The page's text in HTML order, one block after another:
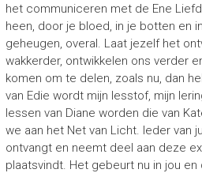
het communiceren met de Ene
heen, door je bloed, in je botten en
geheugen, overal. Laat jezelf het
wakkerder, ontwikkelen ons verder
komen om te delen, zoals nu, dan
van Edie wordt mijn lesstof, mijn
lessen van Diane worden die van
we aan het Net van Licht. Ieder van
ontvangt en neemt deel aan deze
plaatsvindt. Het gebeurt nu in jou